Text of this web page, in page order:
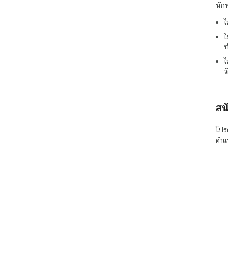
นัก
ส
โป
คำ